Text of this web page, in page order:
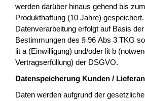
werden darüber hinaus gehend bis
Produkthaftung (10 Jahre)
Datenverarbeitung erfolgt auf Basis
Bestimmungen des § 96 Abs 3 TKG
lit a (Einwilligung) und/oder lit b
Vertragserfüllung) der DSGVO.
Datenspeicherung Kunden /
Daten werden aufgrund der